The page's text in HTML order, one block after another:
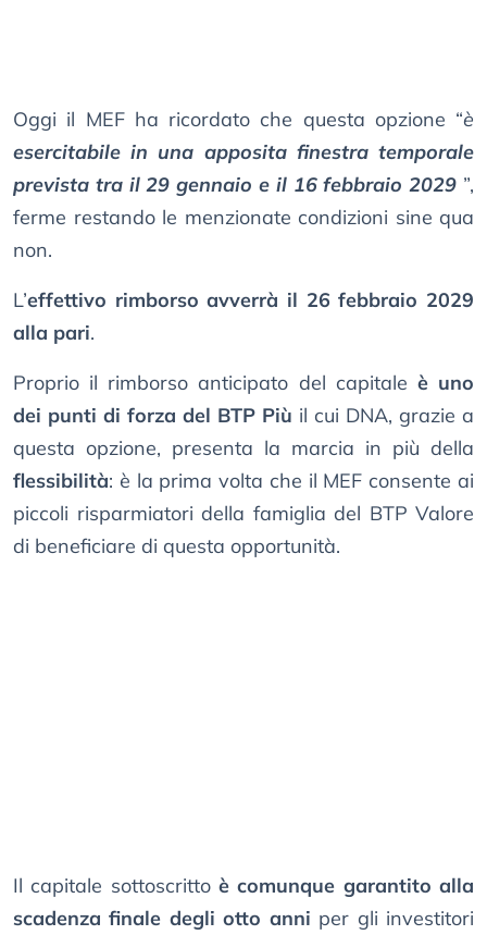
Oggi il MEF ha ricordato che questa opzione “è
esercitabile in una apposita finestra temporale
prevista tra il 29 gennaio e il 16 febbraio 2029 ”,
ferme restando le menzionate condizioni sine qua
non.
L’effettivo rimborso avverrà il 26 febbraio 2029
alla pari.
Proprio il rimborso anticipato del capitale è uno
dei punti di forza del BTP Più il cui DNA, grazie a
questa opzione, presenta la marcia in più della
flessibilità: è la prima volta che il MEF consente ai
piccoli risparmiatori della famiglia del BTP Valore
di beneficiare di questa opportunità.
Il capitale sottoscritto è comunque garantito alla
scadenza finale degli otto anni per gli investitori